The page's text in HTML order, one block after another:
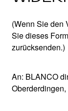
(Wenn Sie den
Sie dieses
zurücksenden.)
An: BLANCO